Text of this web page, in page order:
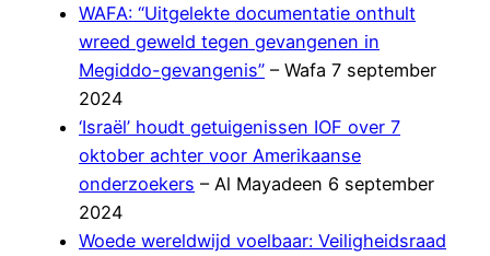
WAFA: “Uitgelekte documentatie onthult
wreed geweld tegen gevangenen in
Megiddo-gevangenis” – Wafa 7 september
2024
‘Israël’ houdt getuigenissen IOF over 7
oktober achter voor Amerikaanse
onderzoekers – Al Mayadeen 6 september
2024
Woede wereldwijd voelbaar: Veiligheidsraad